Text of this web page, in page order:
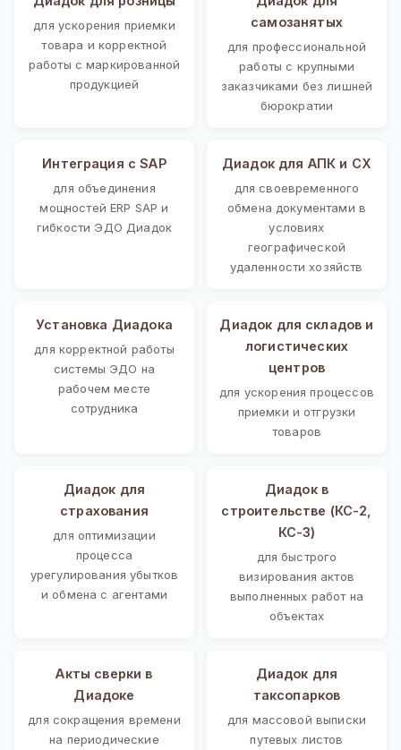
для ускорения приемки
товара и корректной
работы с маркированной
продукцией
самозанятых
для профессиональной
работы с крупными
заказчиками без лишней
бюрократии
Интеграция с SAP
для объединения
мощностей ERP SAP и
гибкости ЭДО Диадок
Диадок для АПК и СХ
для своевременного
обмена документами в
условиях
географической
удаленности хозяйств
Установка Диадока
для корректной работы
системы ЭДО на
рабочем месте
сотрудника
Диадок для складов и
логистических
центров
для ускорения процессов
приемки и отгрузки
товаров
Диадок для
страхования
для оптимизации
процесса
урегулирования убытков
и обмена с агентами
Диадок в
строительстве (КС-2,
КС-3)
для быстрого
визирования актов
выполненных работ на
объектах
Акты сверки в
Диадоке
для сокращения времени
на периодические
Диадок для
таксопарков
для массовой выписки
путевых листов